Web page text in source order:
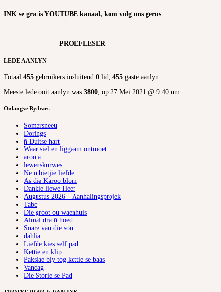
INK se gratis YOUTUBE kanaal, kom volg ons gerus
PROEFLESER
LEDE AANLYN
Totaal 455 gebruikers insluitend 0 lid, 455 gaste aanlyn
Meeste lede ooit aanlyn was 3800, op 27 Mei 2021 @ 9:40 nm
Onlangse Bydraes
Somersneeu
Dorings
ñ Duitse hart
Waar siel en liggaam ontmoet
aroma
lewenskurwes
Ne n bietjie liefde
As die Karoo blom
Dankie liewe Heer
Augustus 2026 – Aanhalingsprojek
Tabo
Die groot ou waenhuis
Almal dra ñ hoed
Snare van die son
dahlia
Liefde kies self pad
Kettie en klip
Pakslae bly tog kettie se baas
Vandag
Die Storie se Pad